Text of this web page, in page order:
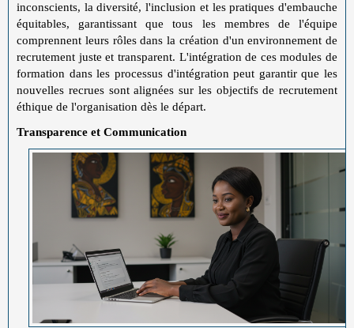
inconscients, la diversité, l'inclusion et les pratiques d'embauche
équitables, garantissant que tous les membres de l'équipe
comprennent leurs rôles dans la création d'un environnement de
recrutement juste et transparent. L'intégration de ces modules de
formation dans les processus d'intégration peut garantir que les
nouvelles recrues sont alignées sur les objectifs de recrutement
éthique de l'organisation dès le départ.
Transparence et Communication